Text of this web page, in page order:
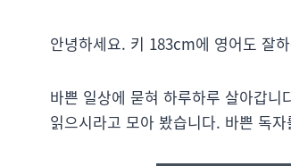
안녕하세요. 키 183cm에 영어도 잘
바쁜 일상에 묻혀 하루하루 살아갑
읽으시라고 모아 봤습니다. 바쁜 독